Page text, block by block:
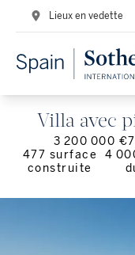
Lieux en vedette
Villa avec
jardin et vue
la Costa de
3 200 000 €7
477 surface
construite
4